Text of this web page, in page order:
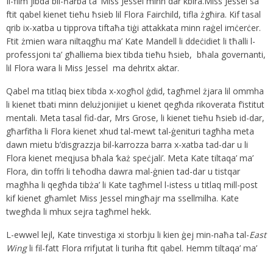
ftit qabel kienet tieħu ħsieb lil Flora Fairchild, tifla żgħira. Kif tasal
qrib ix-xatba u tipprova tiftaħa tiġi attakkata minn raġel imċerċer.
Ftit żmien wara niltaqgħu ma’ Kate Mandell li ddeċidiet li tħalli l-
professjoni ta’ għalliema biex tibda tieħu ħsieb, bħala governanti,
lil Flora wara li Miss Jessel ma dehritx aktar.
Qabel ma titlaq biex tibda x-xogħol ġdid, tagħmel żjara lil ommha
li kienet tbati minn delużjonijiet u kienet qegħda rikoverata f’istitut
mentali. Meta tasal fid-dar, Mrs Grose, li kienet tieħu ħsieb id-dar,
għarfitha li Flora kienet xhud tal-mewt tal-ġenituri tagħha meta
dawn mietu b’disgrazzja bil-karrozza barra x-xatba tad-dar u li
Flora kienet meqjusa bħala ‘każ speċjali’. Meta Kate tiltaqa’ ma’
Flora, din toffri li teħodha dawra mal-ġnien tad-dar u tistqar
magħha li qegħda tibża’ li Kate tagħmel l-istess u titlaq mill-post
kif kienet għamlet Miss Jessel mingħajr ma ssellmilha. Kate
twegħda li mhux sejra tagħmel hekk.
L-ewwel lejl, Kate tinvestiga xi storbju li kien ġej min-naħa tal-East
Wingli fil-fatt Flora rrifjutat li turiha ftit qabel. Hemm tiltaqa’ ma’